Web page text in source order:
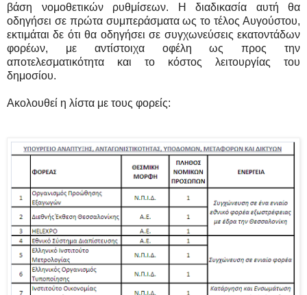
βάση νομοθετικών ρυθμίσεων. Η διαδικασία αυτή θα
οδηγήσει σε πρώτα συμπεράσματα ως το τέλος Αυγούστου,
εκτιμάται δε ότι θα οδηγήσει σε συγχωνεύσεις εκατοντάδων
φορέων, με αντίστοιχα οφέλη ως προς την
αποτελεσματικότητα και το κόστος λειτουργίας του
δημοσίου.
Ακολουθεί η λίστα με τους φορείς: